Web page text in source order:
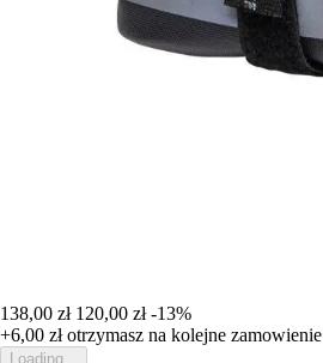
138,00 zł 120,00 zł -13%
+6,00 złotrzymasz na kolejne zamowienie
Loading...